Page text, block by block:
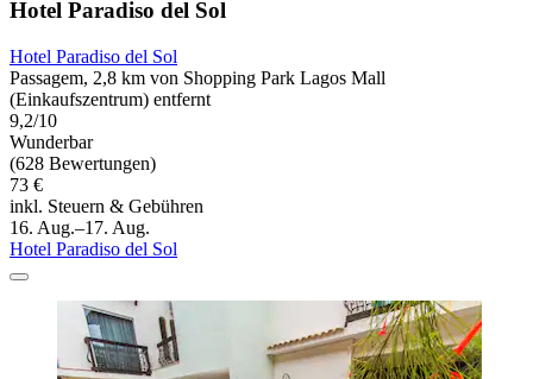
Hotel Paradiso del Sol
Hotel Paradiso del Sol
Passagem, 2,8 km von Shopping Park Lagos Mall
(Einkaufszentrum) entfernt
9,2/10
Wunderbar
(628 Bewertungen)
73 €
inkl. Steuern & Gebühren
16. Aug.–17. Aug.
Hotel Paradiso del Sol